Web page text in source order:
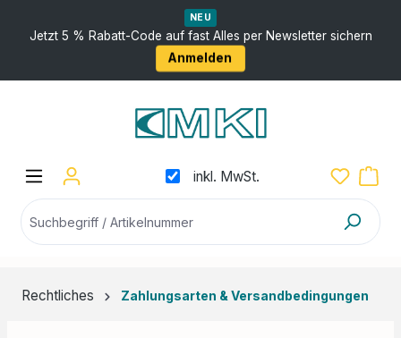
NEU
Jetzt 5 % Rabatt-Code auf fast Alles per Newsletter sichern
Anmelden
inkl. MwSt.
Rechtliches Zahlungsarten & Versandbedingungen